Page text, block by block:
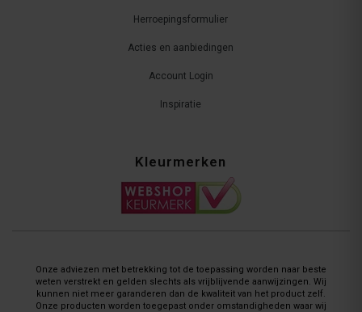
Herroepingsformulier
Acties en aanbiedingen
Account Login
Inspiratie
Kleurmerken
Onze adviezen met betrekking tot de toepassing worden naar beste
weten verstrekt en gelden slechts als vrijblijvende aanwijzingen. Wij
kunnen niet meer garanderen dan de kwaliteit van het product zelf.
Onze producten worden toegepast onder omstandigheden waar wij